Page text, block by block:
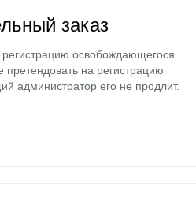
заказ
освобождающегося
на регистрацию
администратор его не продлит.